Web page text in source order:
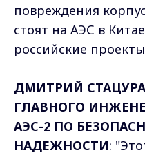
повреждения
стоят на АЭС в
российские
ДМИТРИЙ
ГЛАВНОГО
АЭС-2 ПО
НАДЕЖНОСТИ: